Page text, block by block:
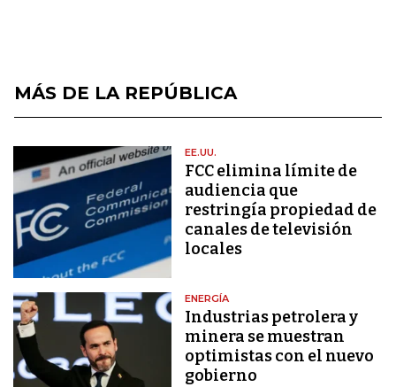
MÁS DE LA REPÚBLICA
EE.UU.
FCC elimina límite de
audiencia que
restringía propiedad de
canales de televisión
locales
ENERGÍA
Industrias petrolera y
minera se muestran
optimistas con el nuevo
gobierno